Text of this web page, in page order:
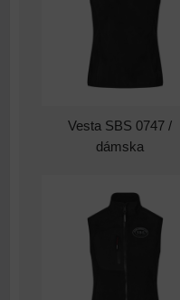
Vesta SBS 0747 /
dámska